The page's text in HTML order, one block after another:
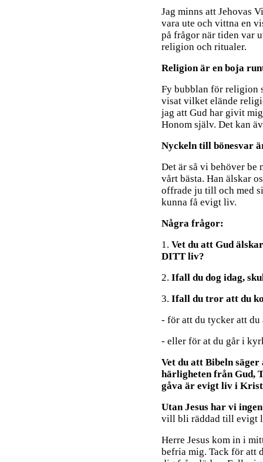
Jag minns att Jehovas
vara ute och vittna en
på frågor när tiden var
religion och ritualer.
Religion är en boja
Fy bubblan för religion
visat vilket elände
jag att Gud har givit
Honom själv. Det kan
Nyckeln till bönesvar
Det är så vi behöver
vårt bästa. Han älskar
offrade ju till och med
kunna få evigt liv.
Några frågor:
1. Vet du att Gud
DITT liv?
2. Ifall du dog idag,
3. Ifall du tror att du
- för att du tycker att du
- eller för at du går i
Vet du att Bibeln
härligheten från Gud,
gåva är evigt liv i
Utan Jesus har vi
vill bli räddad till evigt
Herre Jesus kom in i
befria mig. Tack för att